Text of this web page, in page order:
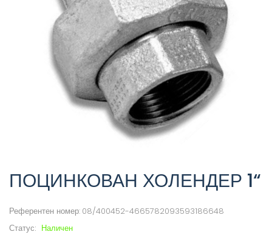
ПОЦИНКОВАН ХОЛЕНДЕР 1“
Референтен номер: 08/400452-4665782093593186648
Статус: Наличен